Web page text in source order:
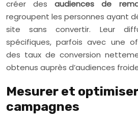
créer desaudiences de
regroupent les personnes ayant
site sans convertir. Leur
spécifiques, parfois avec une
des taux de conversion
obtenus auprès d’audiences
Mesurer et
campagnes